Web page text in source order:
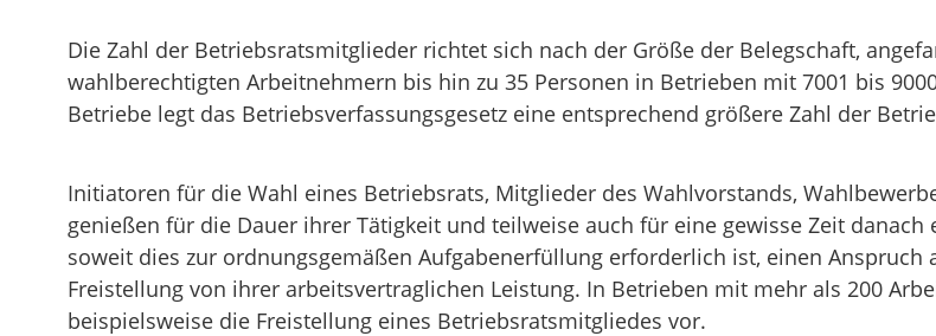
Die Zahl der Betriebsratsmitglieder richtet sich nach der Größe der Belegschaft,
wahlberechtigten Arbeitnehmern bis hin zu 35 Personen in Betrieben mit 7001 bis
Betriebe legt das Betriebsverfassungsgesetz eine entsprechend größere Zahl der
Initiatoren für die Wahl eines Betriebsrats, Mitglieder des Wahlvorstands,
genießen für die Dauer ihrer Tätigkeit und teilweise auch für eine gewisse Zeit
soweit dies zur ordnungsgemäßen Aufgabenerfüllung erforderlich ist, einen
Freistellung von ihrer arbeitsvertraglichen Leistung. In Betrieben mit mehr als 200
beispielsweise die Freistellung eines Betriebsratsmitgliedes vor.